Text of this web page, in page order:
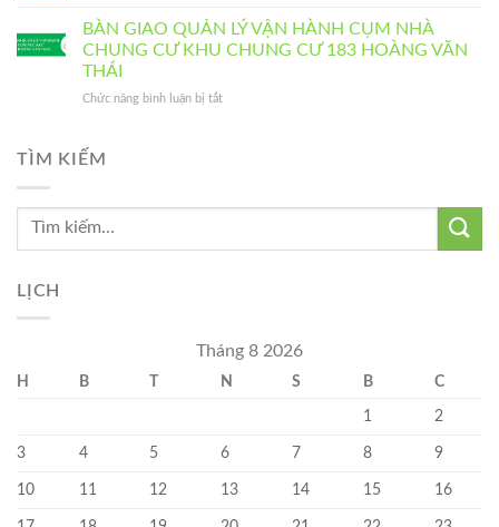
183
HOÀNG
cháy
chữa
nhà
THÔNG
BÁO
CỦA
Tết
thu
BÀN GIAO QUẢN LÝ VẬN HÀNH CỤM NHÀ
CHUNG CƯ KHU CHUNG CƯ 183 HOÀNG VĂN
THÁI
Chức năng bình luận bị tắtở
HÀNH
NHÀ
CƯ
183
HOÀNG
TÌM KIẾM
LỊCH
Tháng 8 2026
H B T N S B C
1 2
3 4 5 6 7 8 9
10 11 12 13 14 15 16